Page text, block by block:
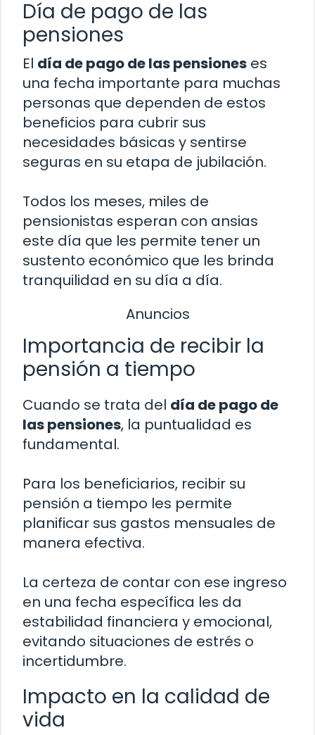
Día de pago de las
pensiones
El día de pago de las pensiones es
una fecha importante para muchas
personas que dependen de estos
beneficios para cubrir sus
necesidades básicas y sentirse
seguras en su etapa de jubilación.
Todos los meses, miles de
pensionistas esperan con ansias
este día que les permite tener un
sustento económico que les brinda
tranquilidad en su día a día.
Anuncios
Importancia de recibir la
pensión a tiempo
Cuando se trata del día de pago de
las pensiones, la puntualidad es
fundamental.
Para los beneficiarios, recibir su
pensión a tiempo les permite
planificar sus gastos mensuales de
manera efectiva.
La certeza de contar con ese ingreso
en una fecha específica les da
estabilidad financiera y emocional,
evitando situaciones de estrés o
incertidumbre.
Impacto en la calidad de
vida